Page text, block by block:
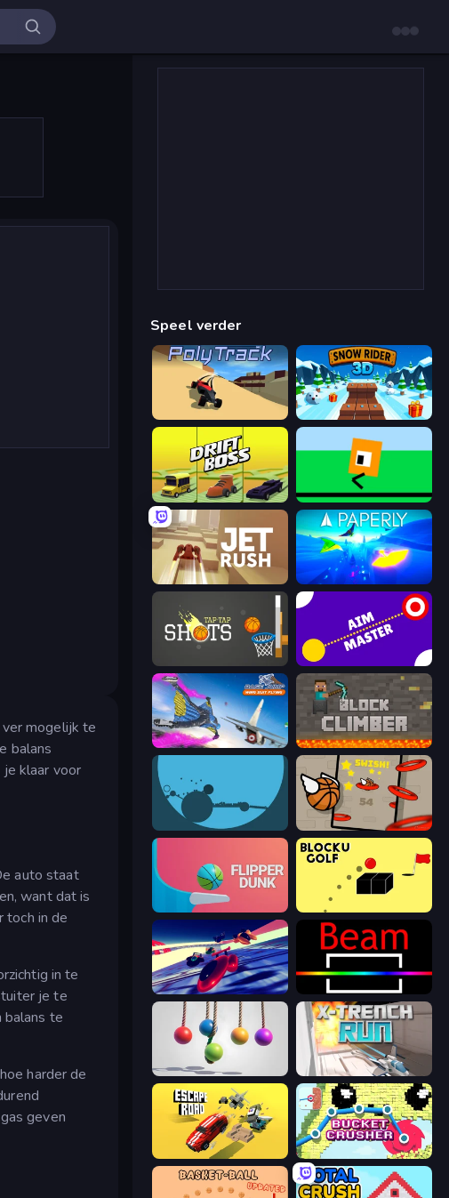
mogelijk te
balans
klaar voor
auto staat
want dat is
toch in de
in te
je te
balans te
harder de
geven
Speel verder
Snow Rider 3D
Drift Boss Oh, flip!
Jet Rush Paperly: Paper Plane Adventure
Aim Master
Base Jump Wing Suit Flying Block Climber
circloO Flappy Dunk
Flipper Dunk 3D Bounce Blocku Golf
Hyperspace Racers 3 Beam
Pendulum Master X Trench Run
Escape Road Bucket Crusher